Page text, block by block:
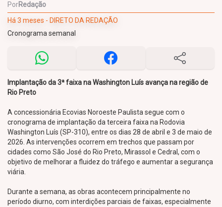
PorRedação
Há 3 meses - DIRETO DA REDAÇÃO
Cronograma semanal
Implantação da 3ª faixa na Washington Luís avança na região de
Rio Preto
A concessionária Ecovias Noroeste Paulista segue com o
cronograma de implantação da terceira faixa na Rodovia
Washington Luís (SP-310), entre os dias 28 de abril e 3 de maio de
2026. As intervenções ocorrem em trechos que passam por
cidades como São José do Rio Preto, Mirassol e Cedral, com o
objetivo de melhorar a fluidez do tráfego e aumentar a segurança
viária.
Durante a semana, as obras acontecem principalmente no
período diurno, com interdições parciais de faixas, especialmente